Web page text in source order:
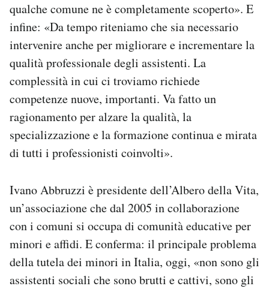
qualche comune ne è completamente scoperto». E
infine: «Da tempo riteniamo che sia necessario
intervenire anche per migliorare e incrementare la
qualità professionale degli assistenti. La
complessità in cui ci troviamo richiede
competenze nuove, importanti. Va fatto un
ragionamento per alzare la qualità, la
specializzazione e la formazione continua e mirata
di tutti i professionisti coinvolti».
Ivano Abbruzzi è presidente dell’Albero della Vita,
un’associazione che dal 2005 in collaborazione
con i comuni si occupa di comunità educative per
minori e affidi. E conferma: il principale problema
della tutela dei minori in Italia, oggi, «non sono gli
assistenti sociali che sono brutti e cattivi, sono gli